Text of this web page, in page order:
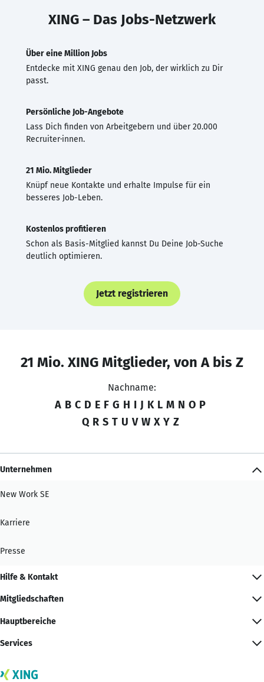
XING – Das Jobs-Netzwerk
Über eine Million Jobs
Entdecke mit XING genau den Job, der wirklich zu Dir
passt.
Persönliche Job-Angebote
Lass Dich finden von Arbeitgebern und über 20.000
Recruiter·innen.
21 Mio. Mitglieder
Knüpf neue Kontakte und erhalte Impulse für ein
besseres Job-Leben.
Kostenlos profitieren
Schon als Basis-Mitglied kannst Du Deine Job-Suche
deutlich optimieren.
Jetzt registrieren
21 Mio. XING Mitglieder, von A bis Z
Nachname:
A B C D E F G H I J K L M N O P
Q R S T U V W X Y Z
Unternehmen
New Work SE
Karriere
Presse
Hilfe & Kontakt
Mitgliedschaften
Hauptbereiche
Services